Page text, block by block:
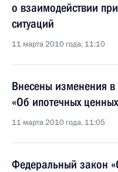
о взаимодействии
ситуаций
11 марта 2010 года, 11:10
Внесены изменения
«Об ипотечных
11 марта 2010 года, 11:05
Федеральный закон